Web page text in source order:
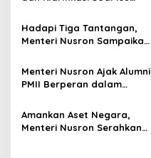
i
p
o
s
Negara
Hadapi Tiga Tantangan,
Menteri Nusron Sampaikan
SDM di Hadapan Jajaran
Kanwil BPN Provinsi Sulut
Menteri Nusron Ajak Alumni
PMII Berperan dalam
Pemerataan, dan
Kesinambungan Ekonomi
Amankan Aset Negara,
Menteri Nusron Serahkan